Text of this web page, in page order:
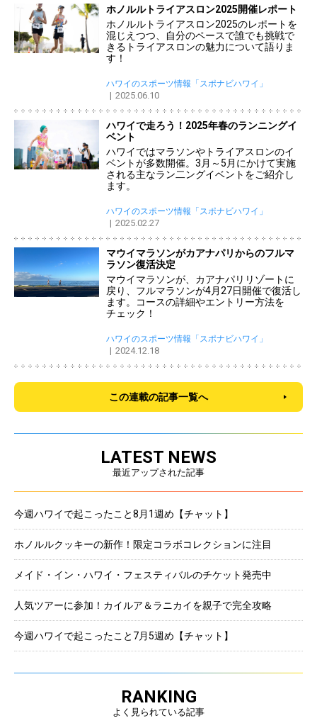
ホノルルトライアスロン2025開催レポート
ホノルルトライアスロン2025のレポートを
混じえつつ、自分のペースで誰でも挑戦で
きるトライアスロンの魅力について語りま
す！
ハワイのスポーツ情報「スポナビハワイ」
2025.06.10
ハワイで走ろう！2025年春のランニングイ
ベント
ハワイではマラソンやトライアスロンのイ
ベントが多数開催。3月～5月にかけて実施
される主なラン二ングイベントをご紹介し
ます。
ハワイのスポーツ情報「スポナビハワイ」
2025.02.27
マウイマラソンがカアナパリからのフルマ
ラソン復活決定
マウイマラソンが、カアナパリリゾートに
戻り、フルマラソンが4月27日開催で復活し
ます。コースの詳細やエントリー方法を
チェック！
ハワイのスポーツ情報「スポナビハワイ」
2024.12.18
この連載の記事一覧へ
LATEST NEWS
最近アップされた記事
今週ハワイで起こったこと8月1週め【チャット】
ホノルルクッキーの新作！限定コラボコレクションに注目
メイド・イン・ハワイ・フェスティバルのチケット発売中
人気ツアーに参加！カイルア＆ラニカイを親子で完全攻略
今週ハワイで起こったこと7月5週め【チャット】
RANKING
よく見られている記事